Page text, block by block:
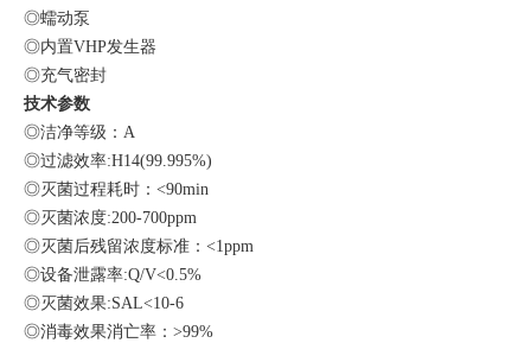
◎蠕动泵
◎内置VHP发生器
◎充气密封
技术参数
◎洁净等级：A
◎过滤效率:H14(99.995%)
◎灭菌过程耗时：<90min
◎灭菌浓度:200-700ppm
◎灭菌后残留浓度标准：<1ppm
◎设备泄露率:Q/V<0.5%
◎灭菌效果:SAL<10-6
◎消毒效果消亡率：>99%